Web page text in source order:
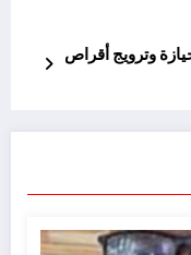
وترويج أقراص